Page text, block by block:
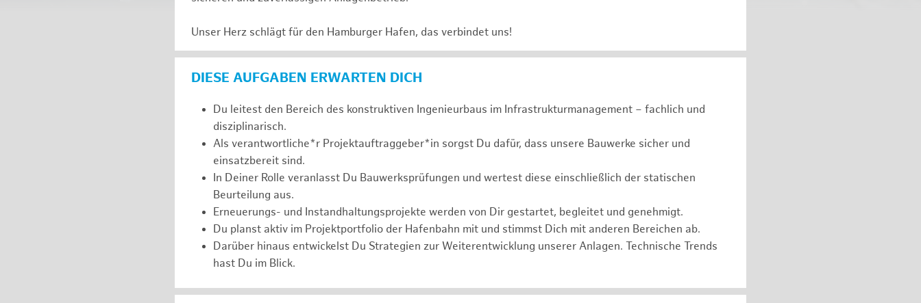
Unser Herz schlägt für den Hamburger Hafen, das verbindet uns!
DIESE AUFGABEN ERWARTEN DICH
Du leitest den Bereich des konstruktiven Ingenieurbaus im Infrastrukturmanagement – fachlich und
disziplinarisch.
Als verantwortliche*r Projektauftraggeber*in sorgst Du dafür, dass unsere Bauwerke sicher und
einsatzbereit sind.
In Deiner Rolle veranlasst Du Bauwerksprüfungen und wertest diese einschließlich der statischen
Beurteilung aus.
Erneuerungs- und Instandhaltungsprojekte werden von Dir gestartet, begleitet und genehmigt.
Du planst aktiv im Projektportfolio der Hafenbahn mit und stimmst Dich mit anderen Bereichen ab.
Darüber hinaus entwickelst Du Strategien zur Weiterentwicklung unserer Anlagen. Technische Trends
hast Du im Blick.